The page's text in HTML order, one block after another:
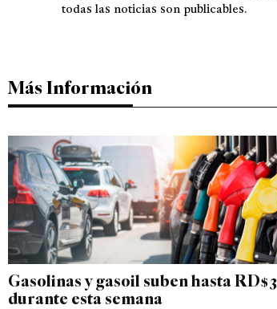
todas las noticias son publicables.
Más Información
Gasolinas y gasoil suben hasta RD$3
durante esta semana